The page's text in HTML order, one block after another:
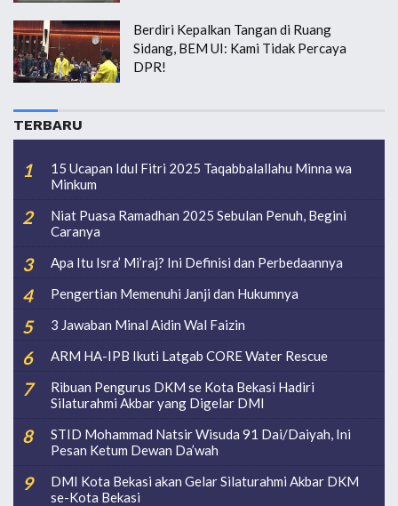
Berdiri Kepalkan Tangan di Ruang
Sidang, BEM UI: Kami Tidak Percaya
DPR!
TERBARU
15 Ucapan Idul Fitri 2025 Taqabbalallahu Minna wa
Minkum
Niat Puasa Ramadhan 2025 Sebulan Penuh, Begini
Caranya
Apa Itu Isra’ Mi’raj? Ini Definisi dan Perbedaannya
Pengertian Memenuhi Janji dan Hukumnya
3 Jawaban Minal Aidin Wal Faizin
ARM HA-IPB Ikuti Latgab CORE Water Rescue
Ribuan Pengurus DKM se Kota Bekasi Hadiri
Silaturahmi Akbar yang Digelar DMI
STID Mohammad Natsir Wisuda 91 Dai/Daiyah, Ini
Pesan Ketum Dewan Da’wah
DMI Kota Bekasi akan Gelar Silaturahmi Akbar DKM
se-Kota Bekasi